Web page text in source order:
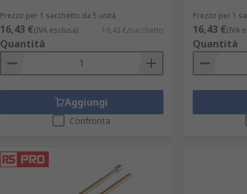
Prezzo per 1 sacchetto da 5 unità
16,43 €(IVA esclusa) 16,43 €/sacchetto
Quantità
Aggiungi
Confronta
Prezzo per 1
16,43 €(IVA
Quantità